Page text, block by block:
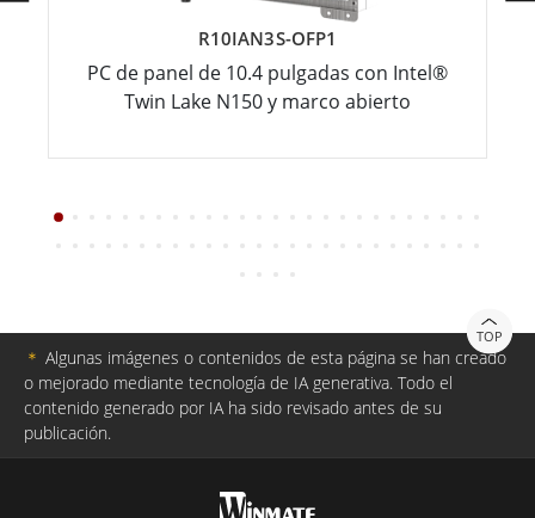
R10IAN3S-OFP1
PC de panel de 10.4 pulgadas con Intel®
Twin Lake N150 y marco abierto
TOP
＊ Algunas imágenes o contenidos de esta página se han creado
o mejorado mediante tecnología de IA generativa. Todo el
contenido generado por IA ha sido revisado antes de su
publicación.